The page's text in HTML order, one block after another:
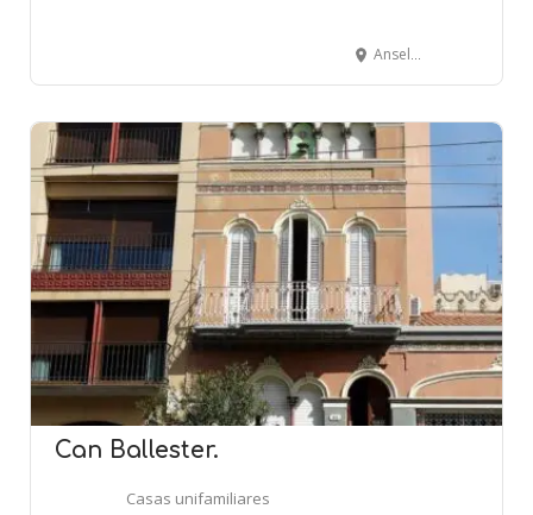
Anselm Clave, 66 - JUNEDA
Can Ballester.
Casas unifamiliares